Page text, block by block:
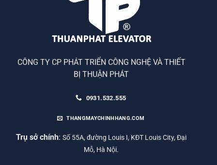
CÔNG TY CP PHÁT TRIỂN CÔNG NGHỆ VÀ THIẾT
BỊ THUẬN PHÁT
0931.532.555
THANGMAYCHINHHANG.COM
Trụ sở chính: Số 55A, đường Louis I, KĐT Louis City, Đại
Mỗ, Hà Nội.